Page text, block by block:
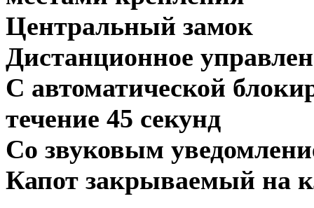
Центральный замок
Дистанционное
С автоматической
течение 45 секунд
Со звуковым
Капот закрываемый на